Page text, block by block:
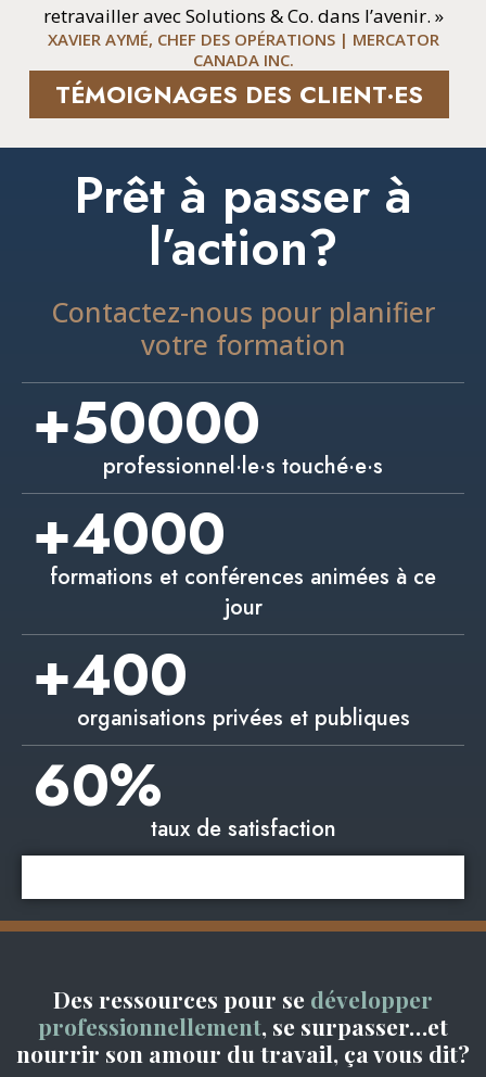
retravailler avec Solutions & Co. dans l’avenir. »
XAVIER AYMÉ, CHEF DES OPÉRATIONS | MERCATOR
CANADA INC.
TÉMOIGNAGES DES CLIENT·ES
Prêt à passer à
l’action?
Contactez-nous pour planifier
votre formation
+50000
professionnel·le·s touché·e·s
+4000
formations et conférences animées à ce
jour
+400
organisations privées et publiques
60%
taux de satisfaction
Des ressources pour se développer
professionnellement, se surpasser…et
nourrir son amour du travail, ça vous dit?